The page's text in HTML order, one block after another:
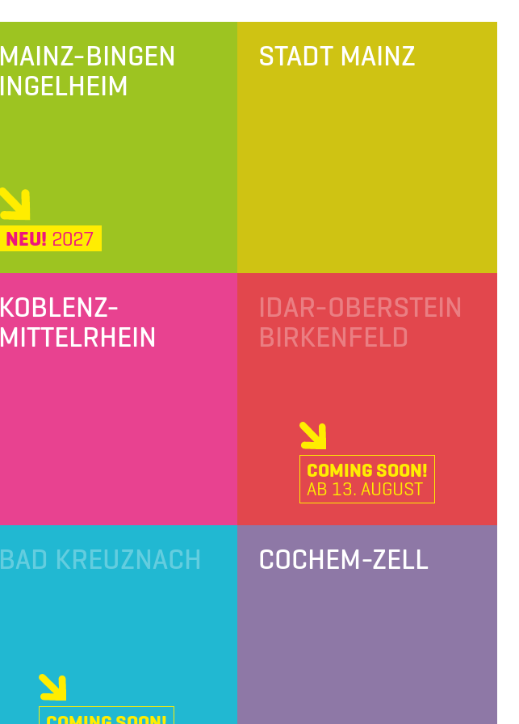
MAINZ-BINGEN
INGELHEIM
NEU! 2027
STADT MAINZ
KOBLENZ-
MITTELRHEIN
IDAR-OBERSTEIN
BIRKENFELD
COMING SOON!
AB 13. AUGUST
BAD KREUZNACH COCHEM-ZELL